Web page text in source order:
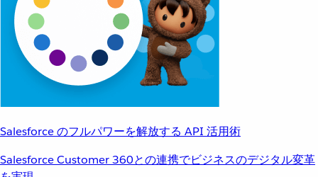
Salesforce のフルパワーを解放する API 活用術
Salesforce Customer 360との連携でビジネスのデジタル変革